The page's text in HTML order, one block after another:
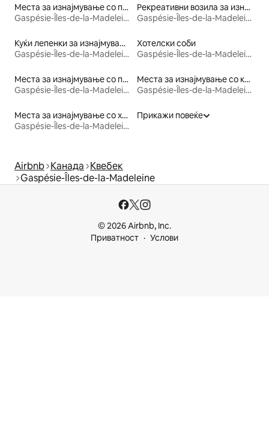
Места за изнајмување со пристап до езеро
Gaspésie-Îles-de-la-Madeleine
Рекреативни возила за изнајмување
Gaspésie-Îles-de-la-Madeleine
Куќи лепенки за изнајмување
Gaspésie-Îles-de-la-Madeleine
Хотелски соби
Gaspésie-Îles-de-la-Madeleine
Места за изнајмување со пристап до плажа
Gaspésie-Îles-de-la-Madeleine
Места за изнајмување со кајак
Gaspésie-Îles-de-la-Madeleine
Места за изнајмување со хидромасажна када
Gaspésie-Îles-de-la-Madeleine
Прикажи повеќе
Airbnb Канада Квебек
Gaspésie-Îles-de-la-Madeleine
© 2026 Airbnb, Inc.
Приватност
Услови